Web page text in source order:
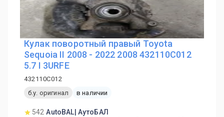
Кулак поворотный правый Toyota
Sequoia II 2008 - 2022 2008 432110C012
5.7 I 3URFE
432110C012
б.у. оригинал
в наличии
542 AutoBAL| АутоБАЛ